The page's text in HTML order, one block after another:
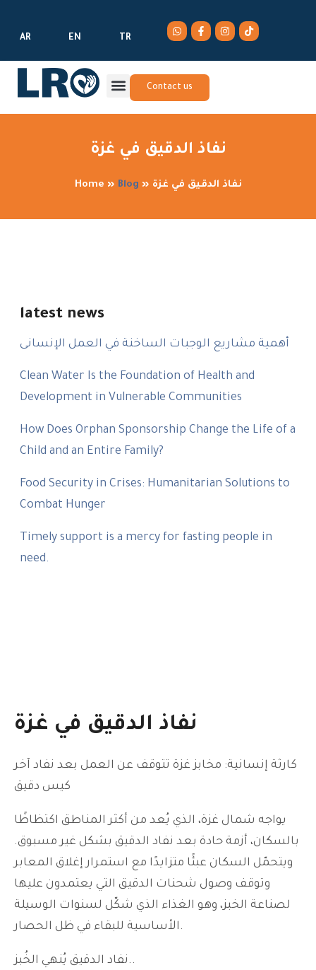
AR EN TR
Contact us
نفاذ الدقيق في غزة
Home » Blog » نفاذ الدقيق في غزة
latest news
أهمية مشاريع الوجبات الساخنة في العمل الإنسانى
Clean Water Is the Foundation of Health and
Development in Vulnerable Communities
How Does Orphan Sponsorship Change the Life of a
Child and an Entire Family?
Food Security in Crises: Humanitarian Solutions to
Combat Hunger
Timely support is a mercy for fasting people in
need.
نفاذ الدقيق في غزة
كارثة إنسانية: مخابز غزة تتوقف عن العمل بعد نفاد آخر
كيس دقيق
يواجه شمال غزة، الذي يُعد من أكثر المناطق اكتظاظًا
بالسكان، أزمة حادة بعد نفاد الدقيق بشكل غير مسبوق.
ويتحمّل السكان عبئًا متزايدًا مع استمرار إغلاق المعابر
وتوقف وصول شحنات الدقيق التي يعتمدون عليها
لصناعة الخبز، وهو الغذاء الذي شكّل لسنوات الوسيلة
الأساسية للبقاء في ظل الحصار.
نفاد الدقيق يُنهي الخُبز..